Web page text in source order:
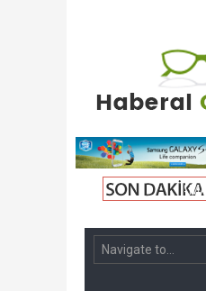
SİVİL OKULLARIN KIYASLAMASI